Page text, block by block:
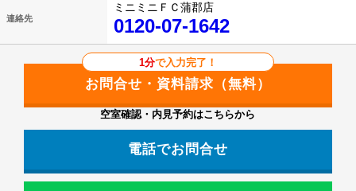
連絡先
ミニミニＦＣ蒲郡店
0120-07-1642
1分で入力完了！
空室確認・内見予約はこちらから
電話でお問合せ